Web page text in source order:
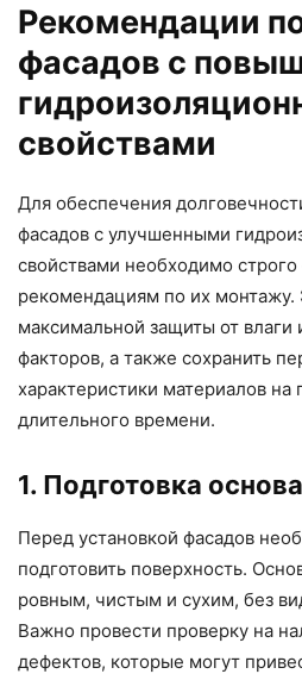
Рекомендации
фасадов с
свойствами
Для обеспечения
фасадов с улучшенными
свойствами необходимо строго
рекомендациям по их
максимальной защиты от влаги
факторов, а также сохранить
характеристики материалов на
длительного времени.
1. Подготовка
Перед установкой фасадов
подготовить поверхность.
ровным, чистым и сухим, без
Важно провести проверку на
дефектов, которые могут